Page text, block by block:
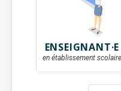
ENSEIGNANT·E
en établissement scolaire